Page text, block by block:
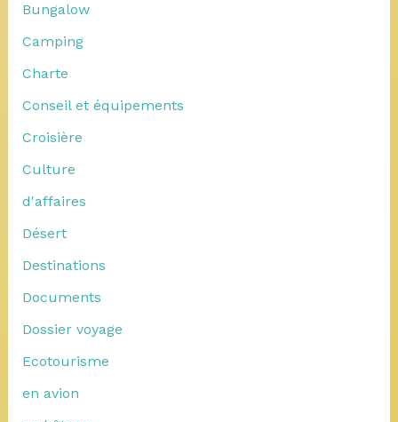
Bungalow
Camping
Charte
Conseil et équipements
Croisière
Culture
d'affaires
Désert
Destinations
Documents
Dossier voyage
Ecotourisme
en avion